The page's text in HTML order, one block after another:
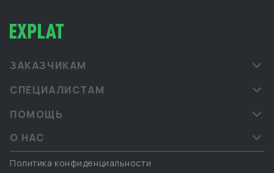
ЗАКАЗЧИКАМ
СПЕЦИАЛИСТАМ
ПОМОЩЬ
О НАС
Политика конфиденциальности